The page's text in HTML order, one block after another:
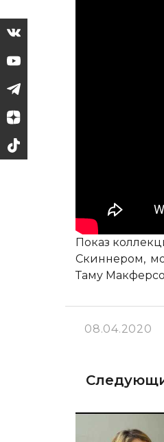
Показ
Скиннером,
Таму
08.04.2020